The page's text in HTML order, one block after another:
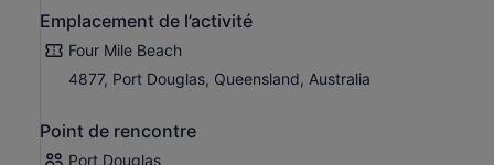
Emplacement de l’activité
Four Mile Beach
4877, Port Douglas, Queensland, Australia
Point de rencontre
Port Douglas